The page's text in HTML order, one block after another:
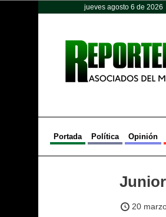
jueves agosto 6 de 2026
Portada Política Opinión
20
Opinión Política